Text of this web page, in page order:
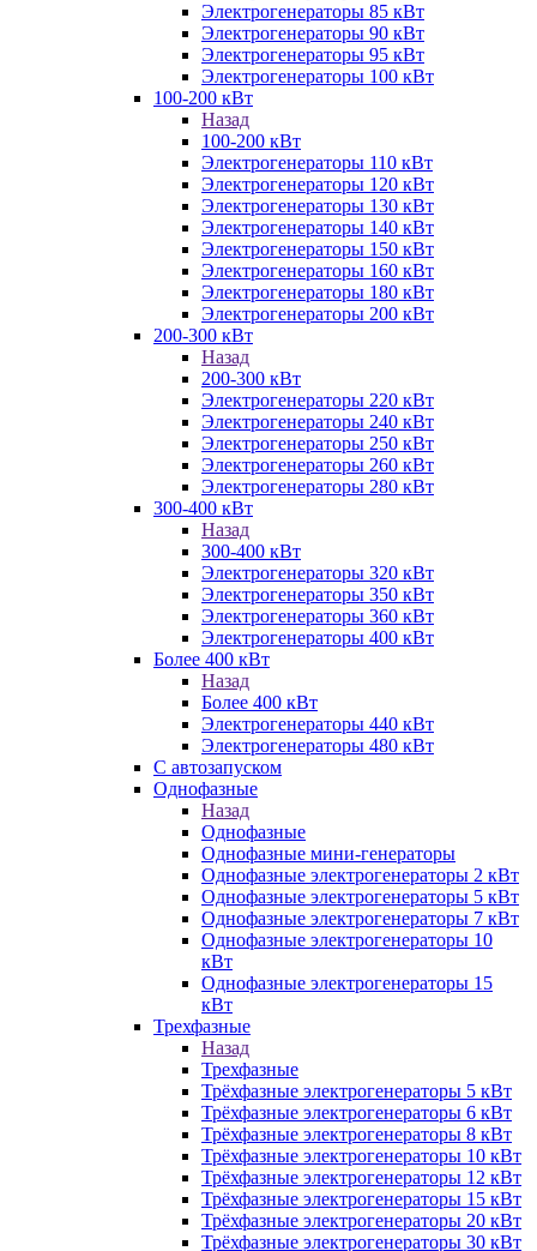
Электрогенераторы 85 кВт
Электрогенераторы 90 кВт
Электрогенераторы 95 кВт
Электрогенераторы 100 кВт
100-200 кВт
Назад
100-200 кВт
Электрогенераторы 110 кВт
Электрогенераторы 120 кВт
Электрогенераторы 130 кВт
Электрогенераторы 140 кВт
Электрогенераторы 150 кВт
Электрогенераторы 160 кВт
Электрогенераторы 180 кВт
Электрогенераторы 200 кВт
200-300 кВт
Назад
200-300 кВт
Электрогенераторы 220 кВт
Электрогенераторы 240 кВт
Электрогенераторы 250 кВт
Электрогенераторы 260 кВт
Электрогенераторы 280 кВт
300-400 кВт
Назад
300-400 кВт
Электрогенераторы 320 кВт
Электрогенераторы 350 кВт
Электрогенераторы 360 кВт
Электрогенераторы 400 кВт
Более 400 кВт
Назад
Более 400 кВт
Электрогенераторы 440 кВт
Электрогенераторы 480 кВт
С автозапуском
Однофазные
Назад
Однофазные
Однофазные мини-генераторы
Однофазные электрогенераторы 2 кВт
Однофазные электрогенераторы 5 кВт
Однофазные электрогенераторы 7 кВт
Однофазные электрогенераторы 10
кВт
Однофазные электрогенераторы 15
кВт
Трехфазные
Назад
Трехфазные
Трёхфазные электрогенераторы 5 кВт
Трёхфазные электрогенераторы 6 кВт
Трёхфазные электрогенераторы 8 кВт
Трёхфазные электрогенераторы 10 кВт
Трёхфазные электрогенераторы 12 кВт
Трёхфазные электрогенераторы 15 кВт
Трёхфазные электрогенераторы 20 кВт
Трёхфазные электрогенераторы 30 кВт